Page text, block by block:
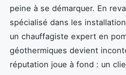
peine à se démarquer. En
spécialisé dans les
un chauffagiste expert en
géothermiques devient
réputation joue à fond : un